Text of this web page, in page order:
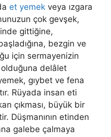
et yemek veya ızgara
çok gevşek,
gittiğine,
bezgin ve
için sermayenizin
delâlet
gıybet ve fena
Rüyada insan eti
çıkması, büyük bir
Düşmanının etinden
galebe çalmaya